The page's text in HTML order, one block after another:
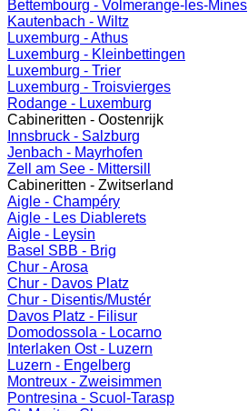
Bettembourg - Volmerange-les-Mines
Kautenbach - Wiltz
Luxemburg - Athus
Luxemburg - Kleinbettingen
Luxemburg - Trier
Luxemburg - Troisvierges
Rodange - Luxemburg
Cabineritten - Oostenrijk
Innsbruck - Salzburg
Jenbach - Mayrhofen
Zell am See - Mittersill
Cabineritten - Zwitserland
Aigle - Champéry
Aigle - Les Diablerets
Aigle - Leysin
Basel SBB - Brig
Chur - Arosa
Chur - Davos Platz
Chur - Disentis/Mustér
Davos Platz - Filisur
Domodossola - Locarno
Interlaken Ost - Luzern
Luzern - Engelberg
Montreux - Zweisimmen
Pontresina - Scuol-Tarasp